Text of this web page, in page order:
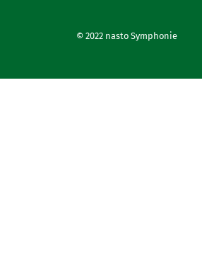
© 2022 nasto Symphonie